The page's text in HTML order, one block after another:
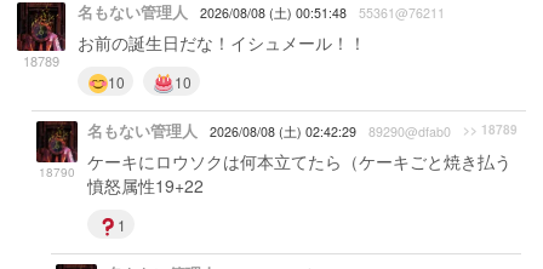
18789
名もない管理人 2026/08/08 (土) 00:51:48 55361@76211
お前の誕生日だな！イシュメール！！
10 10
18790
名もない管理人 2026/08/08 (土) 02:42:29 89290@dfab0 >> 18789
ケーキにロウソクは何本立てたら（ケーキごと焼き払う
憤怒属性19+22
1